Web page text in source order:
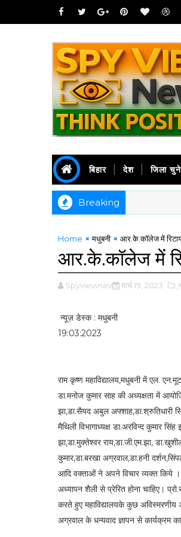
बिहार देश जिला चुने
Breaking
Home मधुबनी आर.के.कॉलेज में
आर.के.कॉलेज में
Spyviewnews मार्च 19, 2023
न्यूज़ डेस्क : मधुबनी
19:03:2023
राम कृष्ण महाविद्यालय,मधुबनी में एल.
डा.मनोज कुमार साह की अध्यक्षता में
झा,डा.सैयद अबुल अफ्शाह,डा.श्रुतिधारी
मैथिली विभागाध्यक्ष डा.अरविन्द कुमार
झा,डा.मुक्तेश्वर राय,डा.जी.एम.झा,
कुमार,डा.बरखा अग्रवाल,डा.हनी
आदि वक्ताओं ने अपने विचार व्यक्त किये ।
अध्यापन शैली से प्रेरित होना चाहिए।
करते हुए महाविद्यालयके कुछ अविस्मरणीय
अग्रवाल के धन्यवाद ज्ञापन से कार्यक्रम